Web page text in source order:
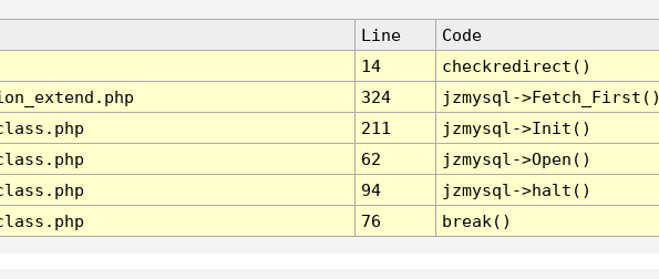
Line
Code
14
checkredirect()
324
jzmysql-
211
jzmysql->Init()
62
jzmysql->Open()
94
jzmysql->halt()
76 break()